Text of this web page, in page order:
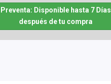
Preventa: Disponible hasta 7 Días
después de tu compra